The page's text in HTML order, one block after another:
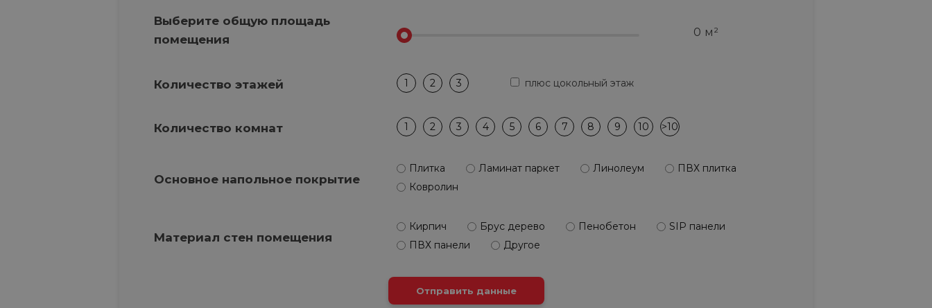
Выберите общую площадь
помещения
м²
Количество этажей 1 2 3 плюс цокольный этаж
Количество комнат 1 2 3 4 5 6 7 8 9 10 >10
Основное напольное покрытие
Плитка Ламинат паркет Линолеум
ПВХ плитка
Ковролин
Материал стен помещения
Кирпич Брус дерево Пенобетон
SIP панели
ПВХ панели
Другое
Отправить данные